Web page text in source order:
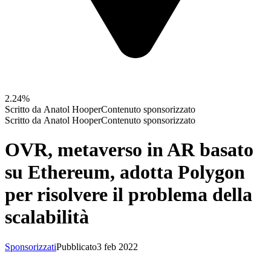
2.24%
Scritto da Anatol HooperContenuto sponsorizzato
Scritto da Anatol HooperContenuto sponsorizzato
OVR, metaverso in AR basato
su Ethereum, adotta Polygon
per risolvere il problema della
scalabilità
SponsorizzatiPubblicato3 feb 2022